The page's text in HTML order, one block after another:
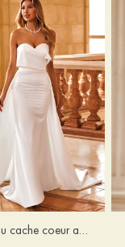
Fourreau cache coeur amovible/abattable satin robe de mariée